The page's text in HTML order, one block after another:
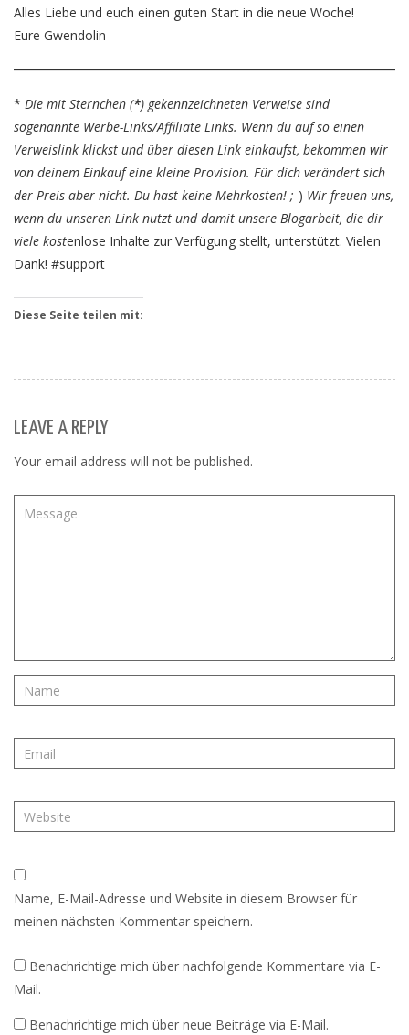
Alles Liebe und euch einen guten Start in die neue Woche!
Eure Gwendolin
* Die mit Sternchen (*) gekennzeichneten Verweise sind
sogenannte Werbe-Links/Affiliate Links. Wenn du auf so einen
Verweislink klickst und über diesen Link einkaufst, bekommen wir
von deinem Einkauf eine kleine Provision. Für dich verändert sich
der Preis aber nicht. Du hast keine Mehrkosten! ;-) Wir freuen uns,
wenn du unseren Link nutzt und damit unsere Blogarbeit, die dir
viele kostenlose Inhalte zur Verfügung stellt, unterstützt. Vielen
Dank! #support
Diese Seite teilen mit:
LEAVE A REPLY
Your email address will not be published.
Name, E-Mail-Adresse und Website in diesem Browser für
meinen nächsten Kommentar speichern.
Benachrichtige mich über nachfolgende Kommentare via E-
Mail.
Benachrichtige mich über neue Beiträge via E-Mail.